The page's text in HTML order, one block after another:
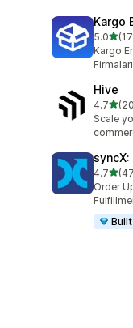
Kargo
5.0เต็ม
ทั้งหมด
Kargo
Hive
4.7เต็ม
ทั้งหมด
Scale
4.7เต็ม
ทั้งหมด
Order